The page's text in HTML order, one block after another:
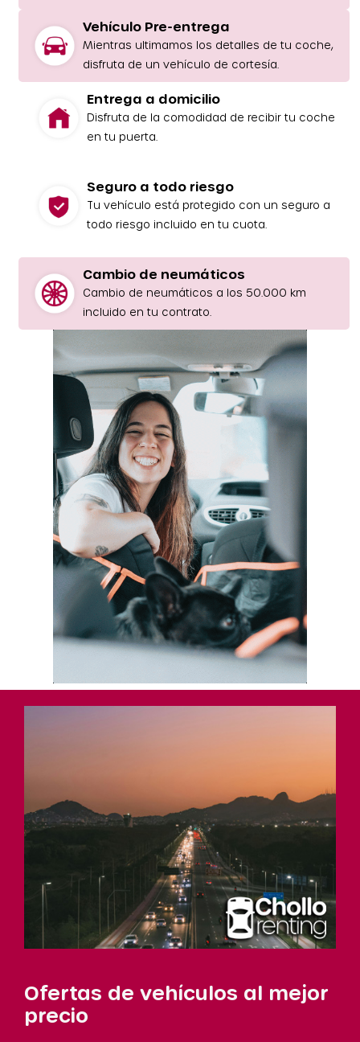
Vehículo Pre-entrega
Mientras ultimamos los detalles de tu coche,
disfruta de un vehículo de cortesía.
Entrega a domicilio
Disfruta de la comodidad de recibir tu coche
en tu puerta.
Seguro a todo riesgo
Tu vehículo está protegido con un seguro a
todo riesgo incluido en tu cuota.
Cambio de neumáticos
Cambio de neumáticos a los 50.000 km
incluido en tu contrato.
Ofertas de vehículos al mejor
precio